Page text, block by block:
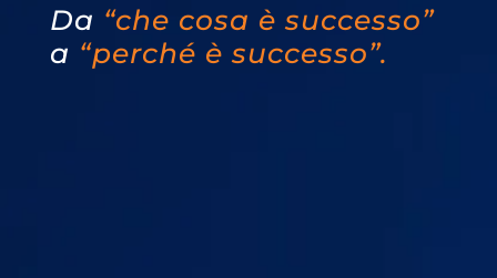
Da “che cosa è successo”
a “perché è successo”.